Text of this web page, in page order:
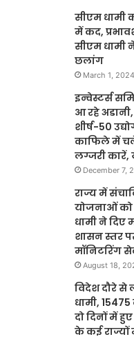
सीएम धामी
में कद,
सीएम धामी
छलांग
March 1, 2024
इन्वेस्टर्स
आ रहे
शीर्ष-50
काफिले में
लग्जरी कारें,
December 7,
राज्य में
योजनाओं
धामी ने दिए
शासन स्तर
मॉनिटरिंग
August 18,
विदेश दौरे से
धामी,
दो दिनों में
के कई राज्यों